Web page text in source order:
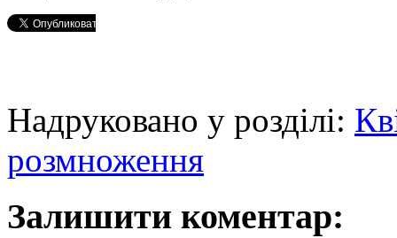
Надруковано у розділі:
розмноження
Залишити коментар: